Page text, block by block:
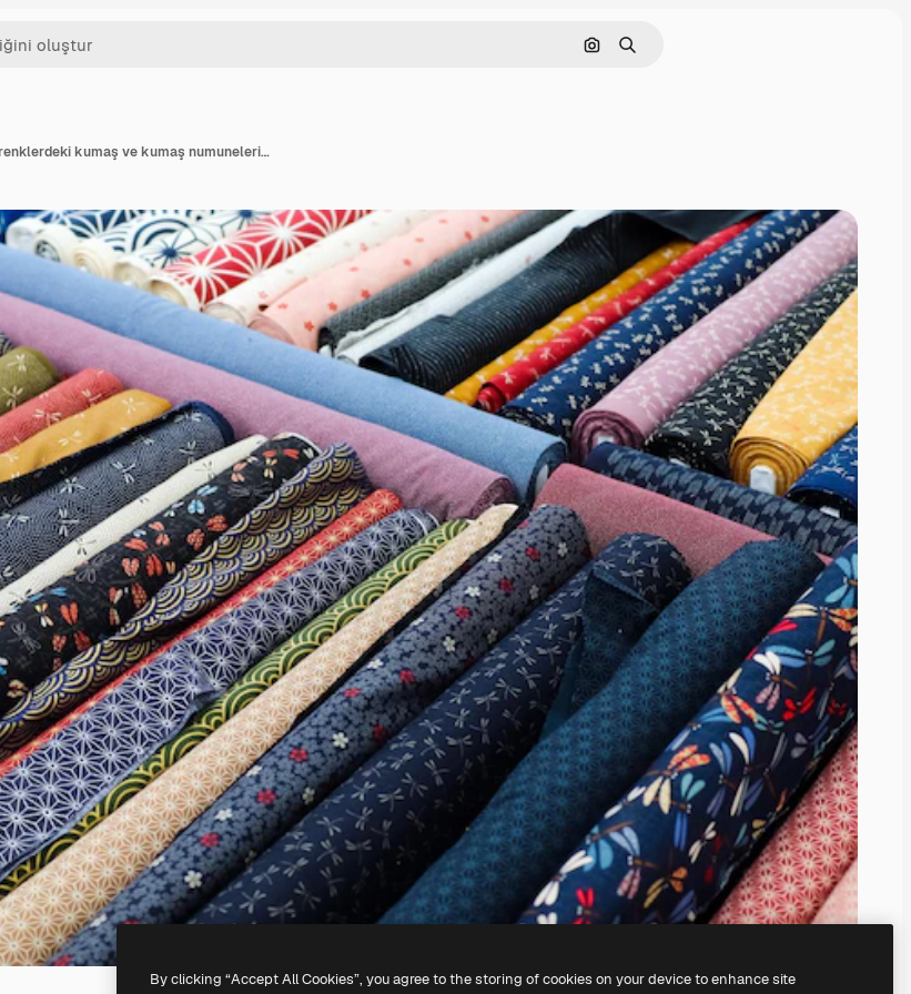
Görüntüyle ara
Aramak
Bir kumaş pazarında bulunan farklı renklerdeki kumaş ve kumaş numunelerinin detaylı yakın çekim görünümü
By clicking “Accept All Cookies”, you agree to the storing of cookies on your device to enhance site